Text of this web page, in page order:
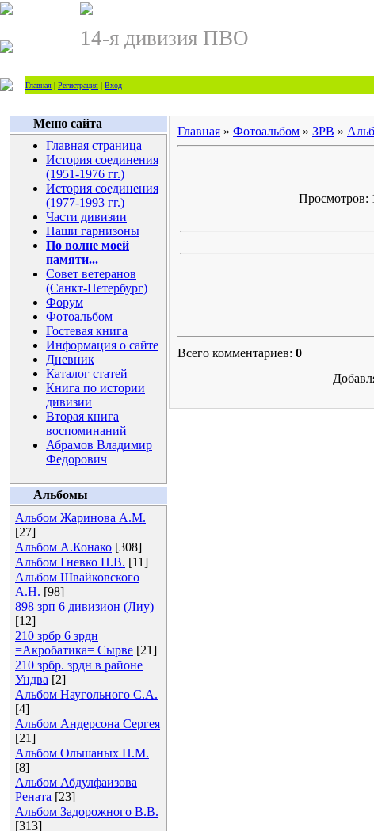
14-я дивизия ПВО
Главная | Регистрация | Вход
Меню сайта
Главная страница
История соединения
(1951-1976 гг.)
История соединения
(1977-1993 гг.)
Части дивизии
Наши гарнизоны
По волне моей
памяти...
Совет ветеранов
(Санкт-Петербург)
Форум
Фотоальбом
Гостевая книга
Информация о сайте
Дневник
Каталог статей
Книга по истории
дивизии
Вторая книга
воспоминаний
Абрамов Владимир
Федорович
Альбомы
Альбом Жаринова А.М.
[27]
Альбом А.Конако [308]
Альбом Гневко Н.В. [11]
Альбом Швайковского
А.Н. [98]
898 зрп 6 дивизион (Лиу)
[12]
210 зрбр 6 зрдн
=Акробатика= Сырве [21]
210 зрбр. зрдн в районе
Ундва [2]
Альбом Наугольного С.А.
[4]
Альбом Андерсона Сергея
[21]
Альбом Ольшаных Н.М.
[8]
Альбом Абдулфаизова
Рената [23]
Альбом Задорожного В.В.
[313]
Главная » Фотоальбом » ЗРВ »
Просмотров:
Всего комментариев: 0